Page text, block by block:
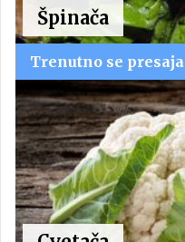
Špinača
Trenutno se presaja